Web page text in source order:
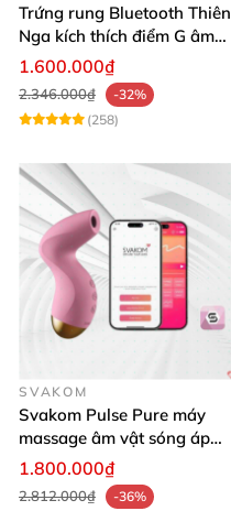
Trứng rung Bluetooth Thiên
Nga kích thích điểm G âm
vật thay đổi không khí yêu
1.600.000₫
2.346.000₫
-32%
(258)
SVAKOM
Svakom Pulse Pure máy
massage âm vật sóng áp
lực điều khiển app cao cấp
1.800.000₫
2.812.000₫
-36%